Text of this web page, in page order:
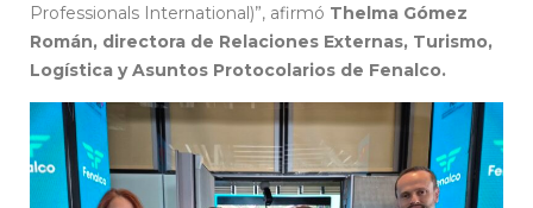
Professionals International)”, afirmó Thelma Gómez
Román, directora de Relaciones Externas, Turismo,
Logística y Asuntos Protocolarios de Fenalco.